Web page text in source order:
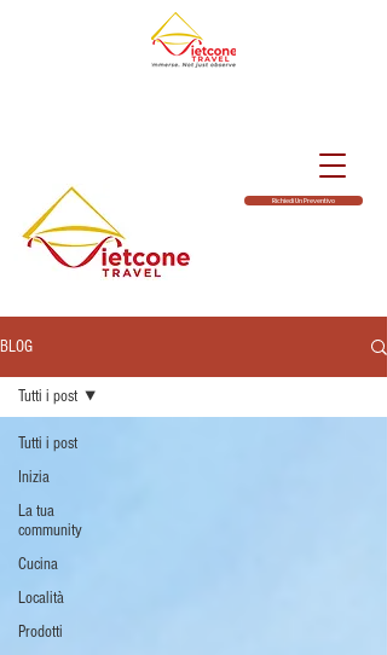
Richiedi Un Preventivo
BLOG
Tutti i post
Inizia
La tua
community
Cucina
Località
Prodotti
Tutti i post